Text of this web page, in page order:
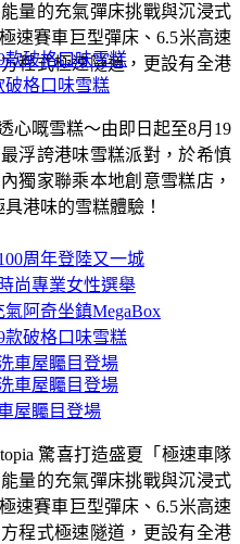
量的充氣彈床挑戰與沉浸式
速賽車巨型彈床、6.5米高速
程式極速隧道，更設有全港
破格口味雪糕
心嘅雪糕～由即日起至8月19
浮誇港味雪糕派對，於希慎
獨家聯乘本地創意雪糕店，
港味的雪糕體驗！
屋矚目登場
驚喜打造盛夏「極速車隊
量的充氣彈床挑戰與沉浸式
速賽車巨型彈床、6.5米高速
程式極速隧道，更設有全港